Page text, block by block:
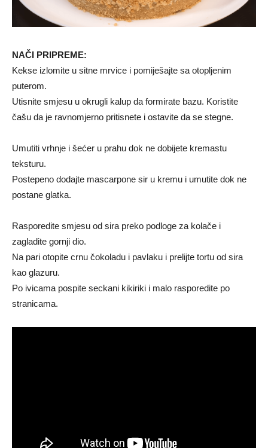
NAČI PRIPREME:
Kekse izlomite u sitne mrvice i pomiješajte sa otopljenim
puterom.
Utisnite smjesu u okrugli kalup da formirate bazu. Koristite
čašu da je ravnomjerno pritisnete i ostavite da se stegne.
Umutiti vrhnje i šećer u prahu dok ne dobijete kremastu
teksturu.
Postepeno dodajte mascarpone sir u kremu i umutite dok ne
postane glatka.
Rasporedite smjesu od sira preko podloge za kolače i
zagladite gornji dio.
Na pari otopite crnu čokoladu i pavlaku i prelijte tortu od sira
kao glazuru.
Po ivicama pospite seckani kikiriki i malo rasporedite po
stranicama.